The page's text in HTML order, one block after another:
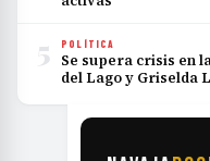
5 POLÍTICA
Se supera crisis en
del Lago y Griselda